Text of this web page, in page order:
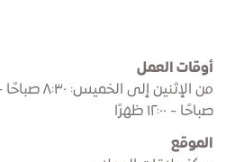
أوقات العمل
صباحًا - ١٢:٠٠ ظهرًا
الموقع